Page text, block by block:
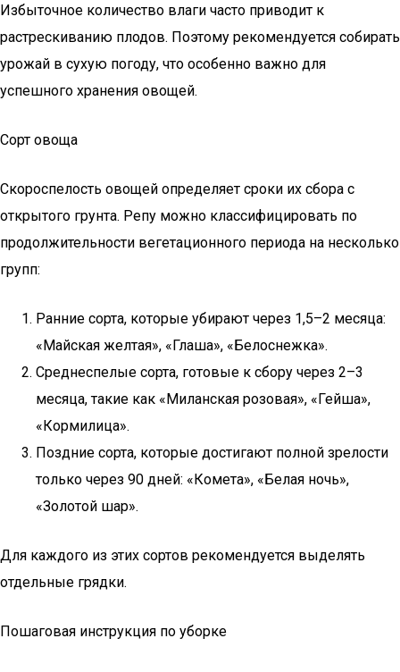
Избыточное количество влаги часто приводит к
растрескиванию плодов. Поэтому рекомендуется собирать
урожай в сухую погоду, что особенно важно для
успешного хранения овощей.
Сорт овоща
Скороспелость овощей определяет сроки их сбора с
открытого грунта. Репу можно классифицировать по
продолжительности вегетационного периода на несколько
групп:
Ранние сорта, которые убирают через 1,5–2 месяца:
«Майская желтая», «Глаша», «Белоснежка».
Среднеспелые сорта, готовые к сбору через 2–3
месяца, такие как «Миланская розовая», «Гейша»,
«Кормилица».
Поздние сорта, которые достигают полной зрелости
только через 90 дней: «Комета», «Белая ночь»,
«Золотой шар».
Для каждого из этих сортов рекомендуется выделять
отдельные грядки.
Пошаговая инструкция по уборке